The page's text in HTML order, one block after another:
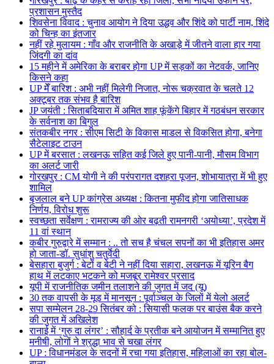
प्रशासन मुस्तैद
शिवसेना विवाद : चुनाव आयोग ने दिया उद्धव और शिंदे को पार्टी नाम, शिंदे
को चिन्ह का इंतजार
नहीं रहे मुलायम : गाँव और राजनीति के अखाड़े में जीतने वाला हार गया
जिंदगी का दांव
15 महीने में अमेरिका के बराबर होगा UP में सड़कों का नेटवर्क, जानिए
किसने कहा
UP मेँ बारिश : अभी नहीं मिलेगी निजात, नोरू चक्रवात के चलते 12
अक्टूबर तक संभव है बारिश
JP जयंती : सिताबदियारा में अमित शाह फूंकेंगे बिहार में गठबंधन सरकार
के सर्वनाश का बिगुल
संतकबीर नगर : सीएम सिटी के विकास माडल से विकसित होगा, बनेगा
सैटेलाइट टाउन
UP में बरसात : लखनऊ सहित कई जिले हुए पानी-पानी, मौसम विभाग
का अलर्ट जारी
गोरखपुर : CM योगी ने की परंपरागत दशहरा पूजन, शोभायात्रा में भी हुए
शामिल
बृजलाल बने UP कांग्रेस अध्यक्ष : कितना मुफीद होगा जातिसाधक
निर्णय, विरोध शुरू
स्वच्छता सर्वेक्षण : रामराज्य की ओर बढ़ती रामनगरी ‘अयोध्या’, प्रदेश में
11 वां स्थान
कबीर गुरुद्वारे में सम्मान : .. तो सच है चंचल सपनों का भी इतिहास अमर
हो जाता-डॉ. सुधांशु चतुर्वेदी
बेसहारा बुजुर्ग : बेटों व बेटी ने नहीं दिया सहारा, लखनऊ में यूरिन बैग
हाथ में लटकाए भटकने को मजबूर रामेश्वर प्रसाद
यूपी में राजनीतिक जमीन तलाशने की जुगत में जद (यू)
30 तक वापसी के मूड में मानसून : पूर्वाञ्चल के जिलों में येलो अलर्ट
सपा सम्मेलन 28-29 सितंबर को : सियासी फलक पर बाउंस बैक करने
की जुगत में अखिलेश
रानाई में ‘गुरु दा लंगर’ : सौहार्द के प्रतीक बने आयोजन में सम्मानित हुए
मनीषी, लोगों ने श्रद्धा भाव से चखा लंगर
UP : विधानमंडल के सदनों में रचा गया इतिहास, महिलाओं का रहा बोल-